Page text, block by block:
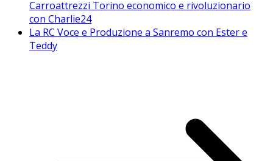
Carroattrezzi Torino economico e rivoluzionario
con Charlie24
La RC Voce e Produzione a Sanremo con Ester e
Teddy